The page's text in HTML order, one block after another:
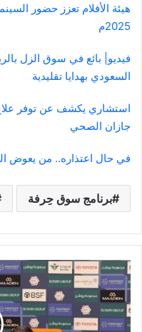
هيئة الأفلام تعزز حضور
2025م
فيديو| بائع في سوق الزل
السعودي بهدايا تقليدية
استشاري يكشف عن توفر
جازان الصحي
في حال اعتذاره.. من يعوض
برنامج سوق حِرفة
كونسيساو:
ما
حدث
أمام
الهلال